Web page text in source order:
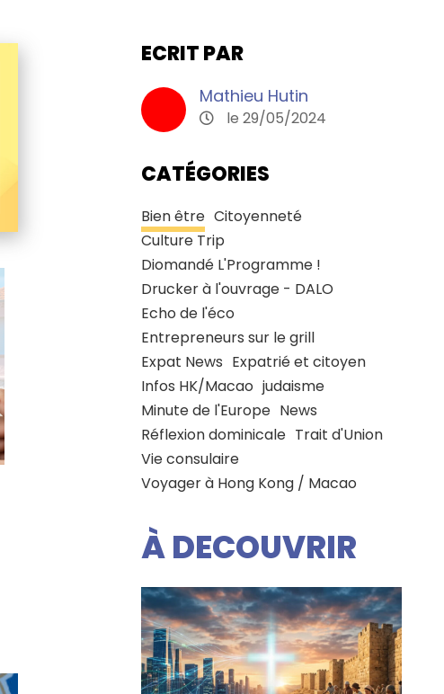
ECRIT PAR
Mathieu Hutin
le 29/05/2024
CATÉGORIES
Bien être Citoyenneté
Culture Trip
Diomandé L'Programme !
Drucker à l'ouvrage - DALO
Echo de l'éco
Entrepreneurs sur le grill
Expat News Expatrié et citoyen
Infos HK/Macao judaisme
Minute de l'Europe News
Réflexion dominicale Trait d'Union
Vie consulaire
Voyager à Hong Kong / Macao
À DECOUVRIR